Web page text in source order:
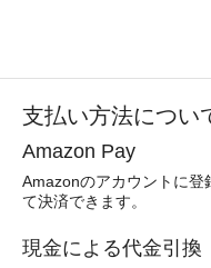
支払い方法につい
Amazon Pay
Amazonのアカウントに登
て決済できます。
現金による代金引換